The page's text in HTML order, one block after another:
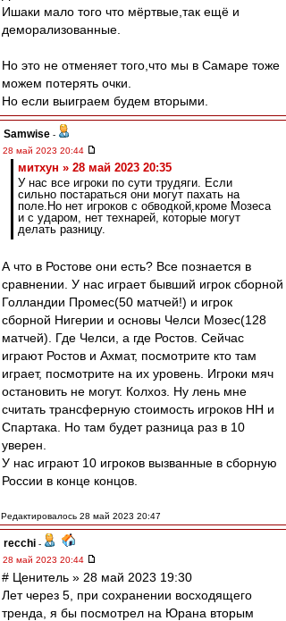
Ишаки мало того что мёртвые,так ещё и
деморализованные.
Но это не отменяет того,что мы в Самаре тоже
можем потерять очки.
Но если выиграем будем вторыми.
Samwise -
28 май 2023 20:44
митхун » 28 май 2023 20:35
У нас все игроки по сути трудяги. Если
сильно постараться они могут пахать на
поле.Но нет игроков с обводкой,кроме Мозеса
и с ударом, нет технарей, которые могут
делать разницу.
А что в Ростове они есть? Все познается в
сравнении. У нас играет бывший игрок сборной
Голландии Промес(50 матчей!) и игрок
сборной Нигерии и основы Челси Мозес(128
матчей). Где Челси, а где Ростов. Сейчас
играют Ростов и Ахмат, посмотрите кто там
играет, посмотрите на их уровень. Игроки мяч
остановить не могут. Колхоз. Ну лень мне
считать трансферную стоимость игроков НН и
Спартака. Но там будет разница раз в 10
уверен.
У нас играют 10 игроков вызванные в сборную
России в конце концов.
Редактировалось 28 май 2023 20:47
recchi -
28 май 2023 20:44
# Ценитель » 28 май 2023 19:30
Лет через 5, при сохранении восходящего
тренда, я бы посмотрел на Юрана вторым